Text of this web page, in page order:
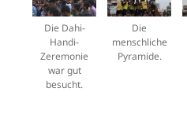
Die Dahi-
Handi-
Zeremonie
war gut
besucht.
Die
menschliche
Pyramide.